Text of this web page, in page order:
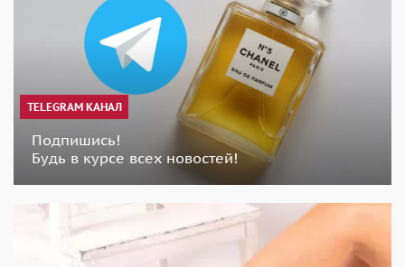
TELEGRAM КАНАЛ
Подпишись!
Будь в курсе всех новостей!